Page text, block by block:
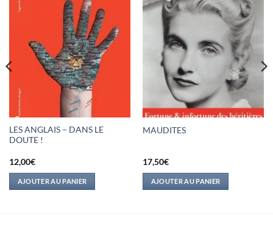
LES ANGLAIS – DANS LE
DOUTE !
12,00€
AJOUTER AU PANIER
MAUDITES
17,50€
AJOUTER AU PANIER